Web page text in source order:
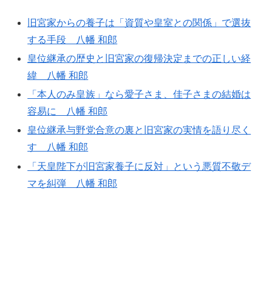
旧宮家からの養子は「資質や皇室との関係」で選抜
する手段 八幡 和郎
皇位継承の歴史と旧宮家の復帰決定までの正しい経
緯 八幡 和郎
「本人のみ皇族」なら愛子さま、佳子さまの結婚は
容易に 八幡 和郎
皇位継承与野党合意の裏と旧宮家の実情を語り尽く
す 八幡 和郎
「天皇陛下が旧宮家養子に反対」という悪質不敬デ
マを糾弾 八幡 和郎